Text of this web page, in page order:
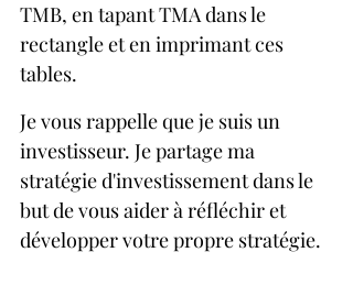
TMB, en tapant TMA dans le
rectangle et en imprimant ces
tables.
Je vous rappelle que je suis un
investisseur. Je partage ma
stratégie d'investissement dans le
but de vous aider à réfléchir et
développer votre propre stratégie.